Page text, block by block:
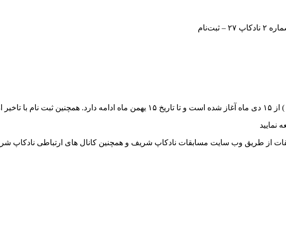
۲۷ – ثبت‌نام
نمایید
از طریق وب سایت مسابقات نادکاپ شریف و همچنین کانال های ارتباطی نادکاپ